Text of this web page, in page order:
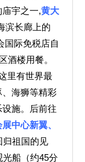
宇之一,黄大
滨长廊上的
国际免税店自
酒楼用餐。
里有世界最
海狮等精彩
施。后前往
展中心新翼、
归祖国的见
船（约45分